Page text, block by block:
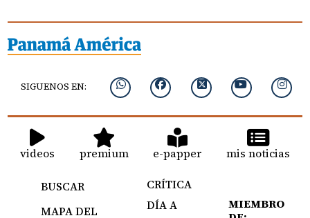
SIGUENOS EN:
videos premium e-papper mis noticias
BUSCAR
MAPA DEL
CRÍTICA
DÍA A
MIEMBRO